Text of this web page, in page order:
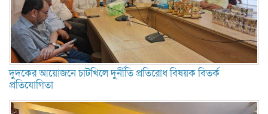
দুদকের আয়োজনে চাটখিলে দুর্নীতি প্রতিরোধ বিষয়ক বিতর্ক
প্রতিযোগিতা